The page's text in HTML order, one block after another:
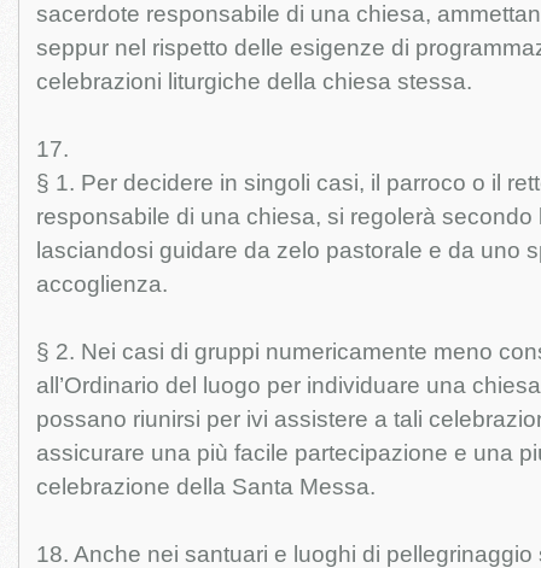
sacerdote responsabile di una chiesa,
seppur nel rispetto delle esigenze di
celebrazioni liturgiche della chiesa stessa.
17.
§ 1. Per decidere in singoli casi, il parroco o il
responsabile di una chiesa, si regolerà secondo
lasciandosi guidare da zelo pastorale e da uno
accoglienza.
§ 2. Nei casi di gruppi numericamente meno
all’Ordinario del luogo per individuare una
possano riunirsi per ivi assistere a tali
assicurare una più facile partecipazione e una
celebrazione della Santa Messa.
18. Anche nei santuari e luoghi di pellegrinaggio